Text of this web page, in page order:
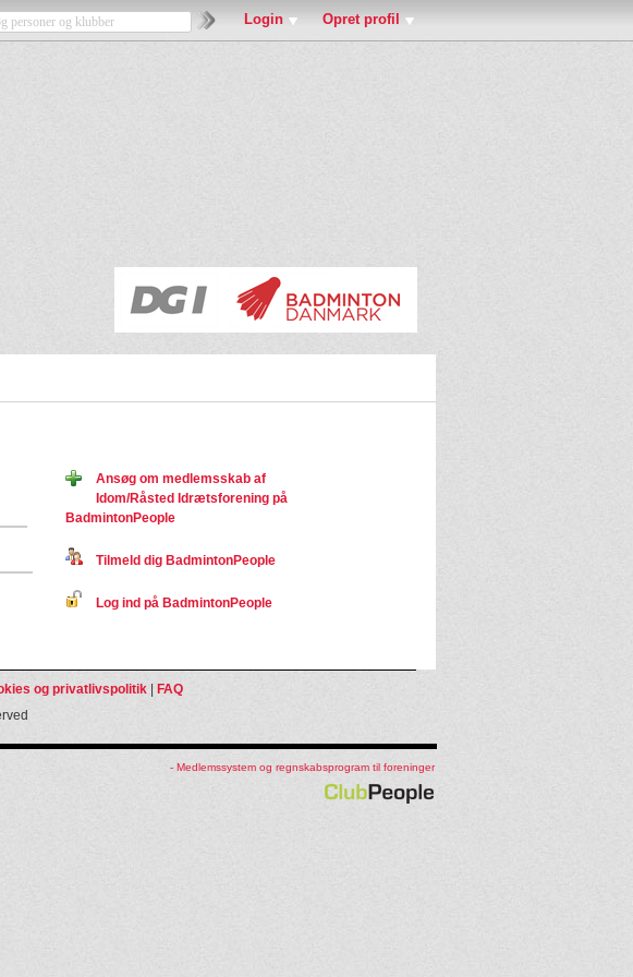
Login Opret profil
Ansøg om medlemsskab af
Idom/Råsted Idrætsforening på
BadmintonPeople
Tilmeld dig BadmintonPeople
Log ind på BadmintonPeople
og privatlivspolitik
FAQ
- Medlemssystem og regnskabsprogram til foreninger